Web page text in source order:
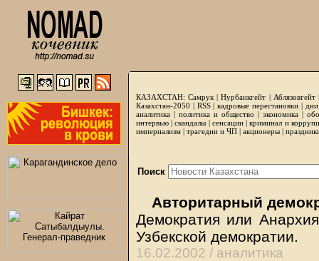
КАЗАХСТАН: Самрук |Нурбанкгейт | Аблязовгейт
Казахстан-2050 | RSS|кадровые перестановки|
аналитика | политика и общество | экономика |
интервью |скандалы | сенсации|криминал и
империализм | трагедии и ЧП | акционеры |
Поиск
Авторитарный
Демократия или
Узбекской демократии.
16.02.2002 / аналитика